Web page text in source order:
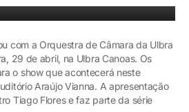
com a Orquestra de Câmara da Ulbra
29 de abril, na Ulbra Canoas. Os
o show que acontecerá neste
Araújo Vianna. A apresentação
Tiago Flores e faz parte da série